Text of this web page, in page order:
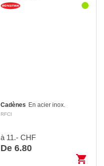
Cadènes En acier inox.
RFCI
à 11.- CHF
De 6.80
shopping_cart